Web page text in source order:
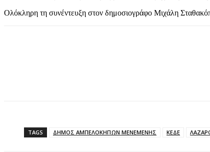
Ολόκληρη τη συνέντευξη στον δημοσιογράφο Μιχάλη
TAGS ΔΗΜΟΣ ΑΜΠΕΛΟΚΗΠΩΝ ΜΕΝΕΜΕΝΗΣ ΚΕΔΕ